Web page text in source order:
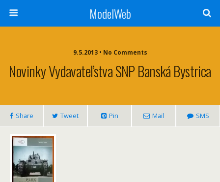
ModelWeb
9.5.2013 • No Comments
Novinky Vydavateľstva SNP Banská Bystrica
Share Tweet Pin Mail SMS